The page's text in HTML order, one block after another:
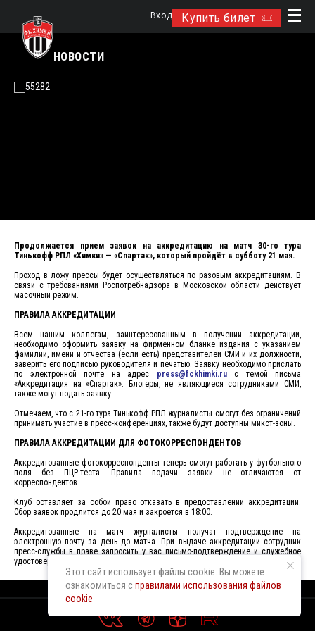
Купить билет
Вход
НОВОСТИ
Продолжается прием заявок на аккредитацию на матч 30-го тура
Тинькофф РПЛ «Химки» — «Спартак», который пройдёт в субботу 21 мая.
Проход в ложу прессы будет осуществляться по разовым аккредитациям. В
связи с требованиями Роспотребнадзора в Московской области действует
масочный режим.
ПРАВИЛА АККРЕДИТАЦИИ
Всем нашим коллегам, заинтересованным в получении аккредитации,
необходимо оформить заявку на фирменном бланке издания с указанием
фамилии, имени и отчества (если есть) представителей СМИ и их должности,
заверить его подписью руководителя и печатью. Заявку необходимо прислать
по электронной почте на адрес
press@fckhimki.ru
с темой письма
«Аккредитация на «Спартак». Блогеры, не являющиеся сотрудниками СМИ,
также могут подать заявку.
Отмечаем, что с 21-го тура Тинькофф РПЛ журналисты смогут без ограничений
принимать участие в пресс-конференциях, также будут доступны микст-зоны.
ПРАВИЛА АККРЕДИТАЦИИ ДЛЯ ФОТОКОРРЕСПОНДЕНТОВ
Аккредитованные фотокорреспонденты теперь смогут работать у футбольного
поля без ПЦР-теста. Правила подачи заявки не отличаются от
корреспондентов.
Клуб оставляет за собой право отказать в предоставлении аккредитации.
Сбор заявок продлится до 20 мая и закроется в 18:00.
Аккредитованные на матч журналисты получат подтверждение на
электронную почту за день до матча. При выдаче аккредитации сотрудник
пресс-службы в праве запросить у вас письмо-подтверждение и служебное
удостоверение.
Этот сайт использует файлы cookie. Вы можете
ознакомиться справилами использования файлов
cookie